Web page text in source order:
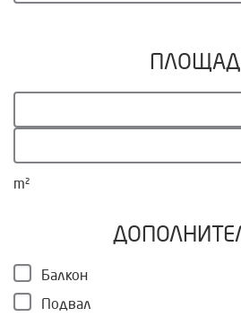
m²
Балкон
Подвал